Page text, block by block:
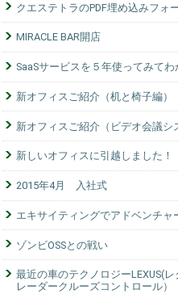
クエステトラのPDF埋め込みフォ
MIRACLE BAR開店
SaaSサービスを５年使ってみてわ
新オフィスご紹介（机と椅子編）
新オフィスご紹介（ビデオ会議シ
新しいオフィスに引越しました！
2015年4月 入社式
エキサイティングでアドベンチ
ゾンビOSSとの戦い
最近の車のテクノロジーLEXUS(
レーダークルーズコントロール）